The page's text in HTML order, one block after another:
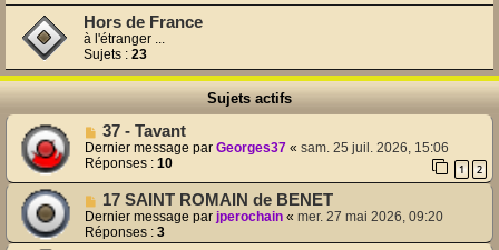
Hors de France
à l'étranger ...
Sujets : 23
Sujets actifs
37 - Tavant
Dernier message par Georges37 « sam. 25 juil. 2026, 15:06
Réponses : 10 1 2
17 SAINT ROMAIN de BENET
Dernier message par jperochain « mer. 27 mai 2026, 09:20
Réponses : 3